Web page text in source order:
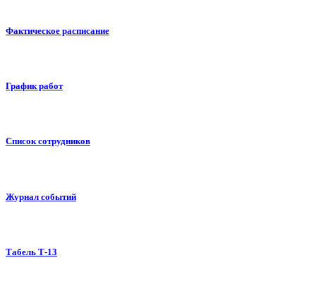
Фактическое расписание
График работ
Список сотрудников
Журнал событий
Табель Т-13